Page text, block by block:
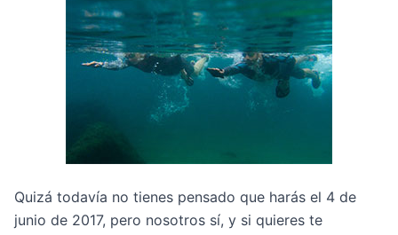
Quizá todavía no tienes pensado que harás el 4 de
junio de 2017, pero nosotros sí, y si quieres te